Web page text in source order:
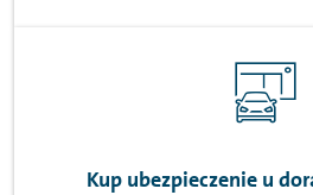
Kup ubezpieczenie u